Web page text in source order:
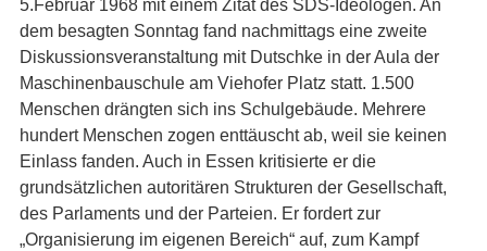
5.Februar 1968 mit einem Zitat des SDS-Ideologen. An
dem besagten Sonntag fand nachmittags eine zweite
Diskussionsveranstaltung mit Dutschke in der Aula der
Maschinenbauschule am Viehofer Platz statt. 1.500
Menschen drängten sich ins Schulgebäude. Mehrere
hundert Menschen zogen enttäuscht ab, weil sie keinen
Einlass fanden. Auch in Essen kritisierte er die
grundsätzlichen autoritären Strukturen der Gesellschaft,
des Parlaments und der Parteien. Er fordert zur
„Organisierung im eigenen Bereich“ auf, zum Kampf